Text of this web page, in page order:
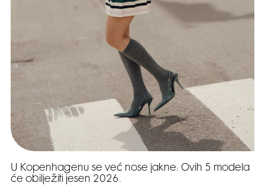
U Kopenhagenu se već nose jakne: Ovih 5 modela
će obilježiti jesen 2026.